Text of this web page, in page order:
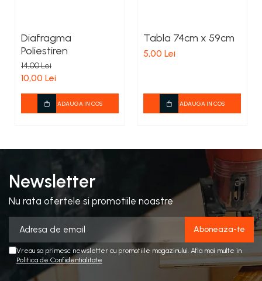
Diafragma
Poliestiren
14,00 Lei
10,00 Lei
ADAUGA IN COS
Tabla 74cm x 59cm
5,00 Lei
ADAUGA IN COS
Newsletter
Nu rata ofertele si promotiile noastre
Vreau sa primesc newsletter cu promotiile magazinului. Afla mai multe in
Politica de Confidentialitate